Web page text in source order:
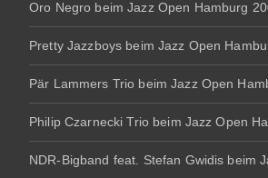
Oro Negro beim Jazz Open Hamburg
Pretty Jazzboys beim Jazz Open
Pär Lammers Trio beim Jazz Open
Philip Czarnecki Trio beim Jazz Open
NDR-Bigband feat. Stefan Gwidis beim